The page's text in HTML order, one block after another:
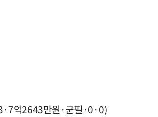
억2643만원·군필·0·0)